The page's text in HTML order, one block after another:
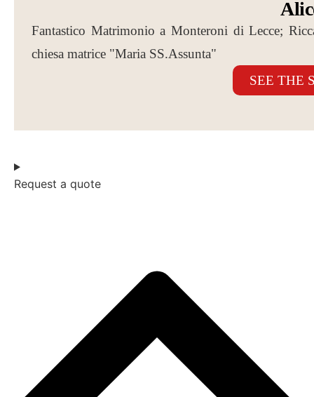
Fantastico Matrimonio a Monteroni di Lecce;
chiesa matrice "Maria SS.Assunta"
SEE THE
Request a quote